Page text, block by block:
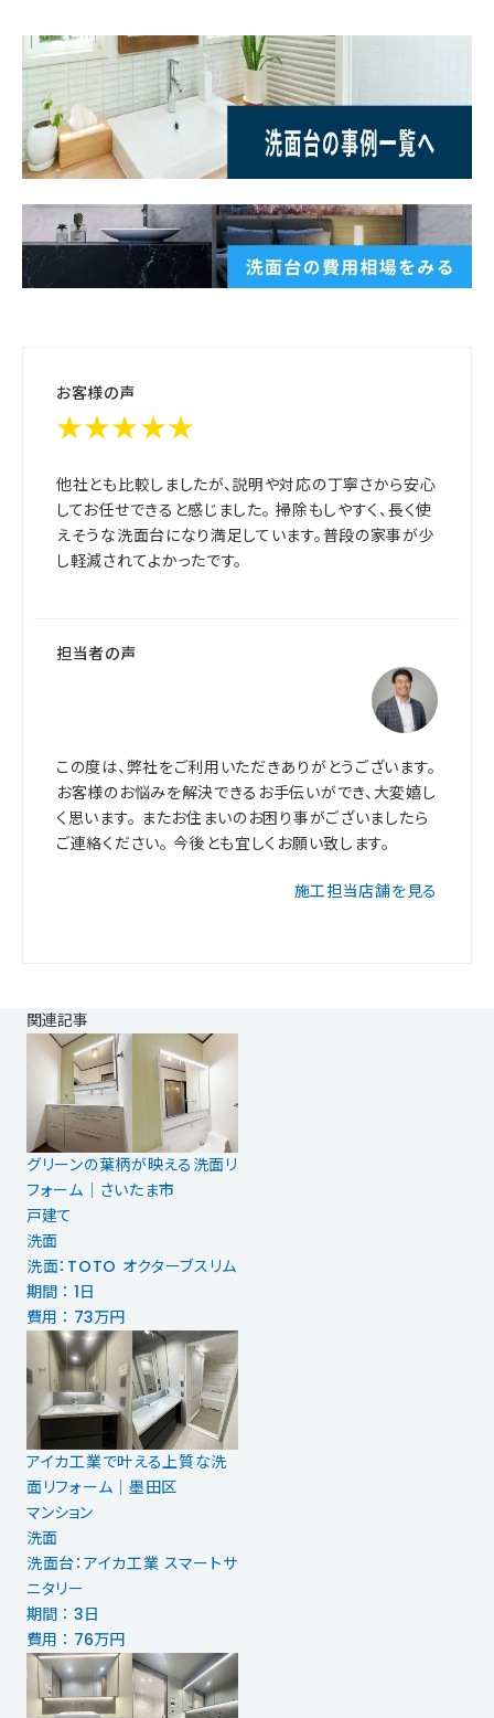
お客様の声
★★★★★
他社とも比較しましたが、説明や対応の丁寧さから安心
してお任せできると感じました。 掃除もしやすく、長く使
えそうな洗面台になり満足しています。普段の家事が少
し軽減されてよかったです。
担当者の声
この度は、弊社をご利用いただきありがとうございます。
お客様のお悩みを解決できるお手伝いができ、大変嬉し
く思います。 またお住まいのお困り事がございましたら
ご連絡ください。 今後とも宜しくお願い致します。
施工担当店舗を見る
関連記事
グリーンの葉柄が映える洗面リ
フォーム｜さいたま市
戸建て
洗面
洗面：TOTO オクターブスリム
期間 ： 1日
費用 ： 73万円
アイカ工業で叶える上質な洗
面リフォーム｜墨田区
マンション
洗面
洗面台：アイカ工業 スマートサ
ニタリー
期間 ： 3日
費用 ： 76万円